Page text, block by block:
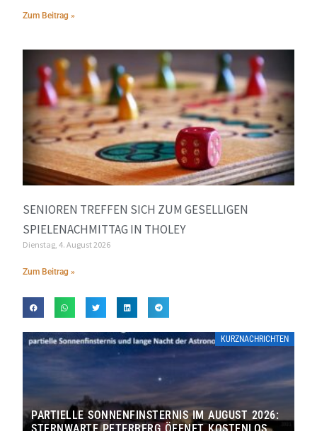
Zum Beitrag »
SENIOREN TREFFEN SICH ZUM GESELLIGEN
SPIELENACHMITTAG IN THOLEY
Dienstag, 4. August 2026
Zum Beitrag »
KURZNACHRICHTEN
PARTIELLE SONNENFINSTERNIS IM AUGUST 2026: